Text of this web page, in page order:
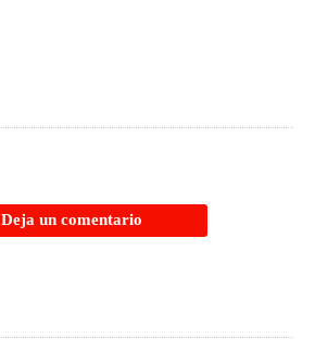
Deja un comentario